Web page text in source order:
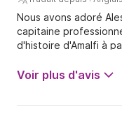
Nous avons adoré
capitaine
d'histoire d'Amalfi à
jouer aux cartes - j'ai
Voir plus d'avis